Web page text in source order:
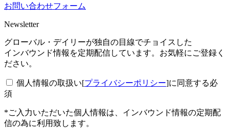
お問い合わせフォーム
Newsletter
グローバル・デイリーが独自の目線でチョイスした
インバウンド情報を定期配信しています。お気軽にご登録く
ださい。
個人情報の取扱い[プライバシーポリシー]に同意する必
須
*ご入力いただいた個人情報は、インバウンド情報の定期配
信の為に利用致します。